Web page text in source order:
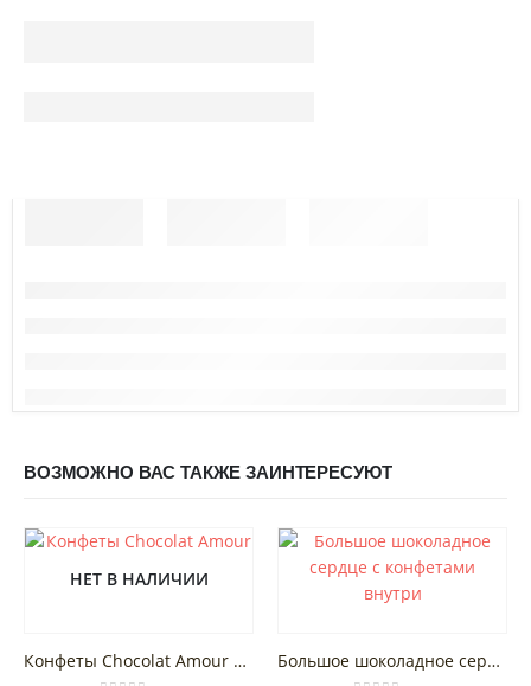
ВОЗМОЖНО ВАС ТАКЖЕ ЗАИНТЕРЕСУЮТ
НЕТ В НАЛИЧИИ
Конфеты Chocolat Amour новогодние 16 шт. Большое шоколадное сердце с конфетами внутри